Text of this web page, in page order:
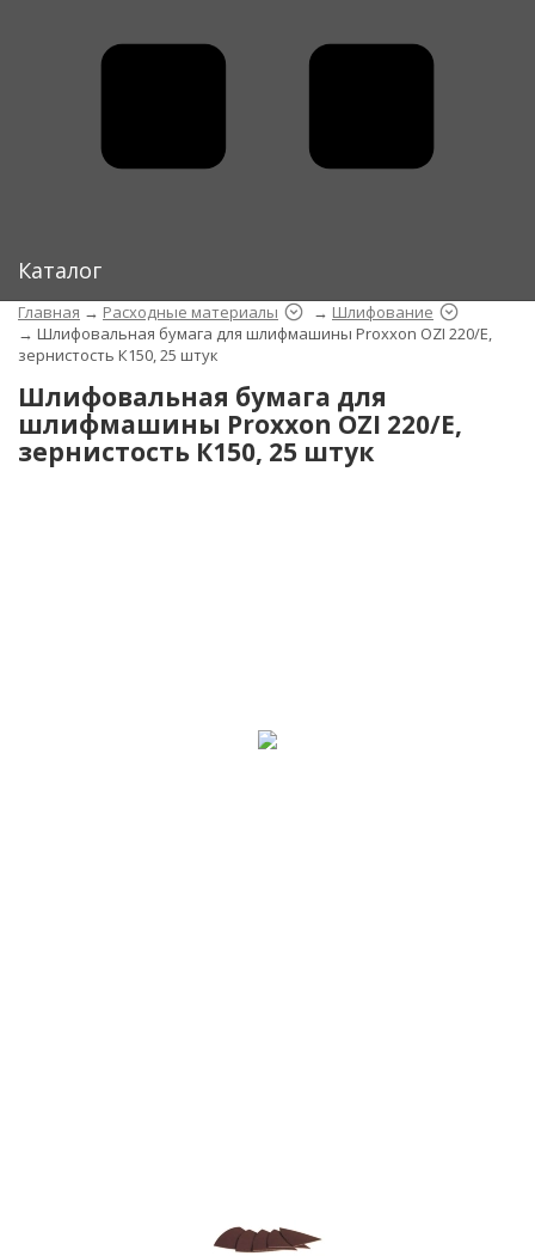
Каталог
Главная → Расходные материалы → Шлифование
→ Шлифовальная бумага для шлифмашины Proxxon OZI 220/E,
зернистость К150, 25 штук
Шлифовальная бумага для
шлифмашины Proxxon OZI 220/E,
зернистость К150, 25 штук